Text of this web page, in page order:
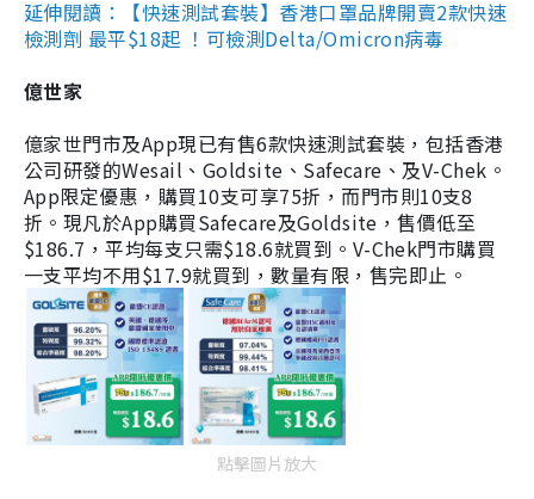
延伸閱讀：【快速測試套裝】香港口罩品牌開賣2款快速
檢測劑 最平$18起 ！可檢測Delta/Omicron病毒
億世家
億家世門市及App現已有售6款快速測試套裝，包括香港
公司研發的Wesail、Goldsite、Safecare、及V-Chek。
App限定優惠，購買10支可享75折，而門市則10支8
折。現凡於App購買Safecare及Goldsite，售價低至
$186.7，平均每支只需$18.6就買到。V-Chek門市購買
一支平均不用$17.9就買到，數量有限，售完即止。
點擊圖片放大